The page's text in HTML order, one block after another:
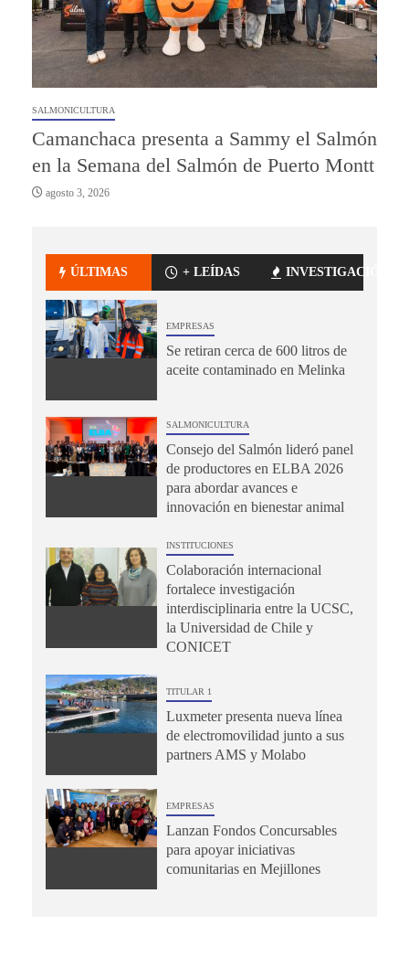
SALMONICULTURA
Camanchaca presenta a Sammy el Salmón
en la Semana del Salmón de Puerto Montt
agosto 3, 2026
ÚLTIMAS + LEÍDAS INVESTIGACIÓN
EMPRESAS
Se retiran cerca de 600 litros de
aceite contaminado en Melinka
SALMONICULTURA
Consejo del Salmón lideró panel
de productores en ELBA 2026
para abordar avances e
innovación en bienestar animal
INSTITUCIONES
Colaboración internacional
fortalece investigación
interdisciplinaria entre la UCSC,
la Universidad de Chile y
CONICET
TITULAR 1
Luxmeter presenta nueva línea
de electromovilidad junto a sus
partners AMS y Molabo
EMPRESAS
Lanzan Fondos Concursables
para apoyar iniciativas
comunitarias en Mejillones